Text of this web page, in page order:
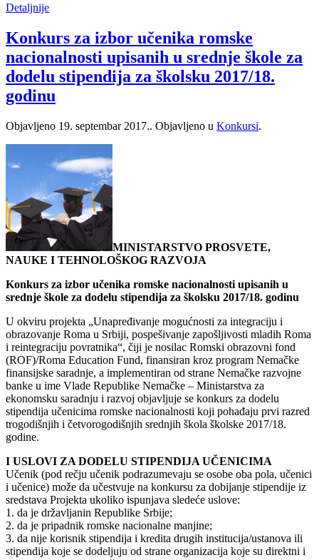
Detaljnije
Konkurs za izbor učenika romske
nacionalnosti upisanih u srednje škole za
dodelu stipendija za školsku 2017/18.
godinu
Objavljeno 19. septembar 2017.. Objavljeno u Konkursi.
MINISTARSTVO PROSVETE,
NAUKE I TEHNOLOŠKOG RAZVOJA
Konkurs za izbor učenika romske nacionalnosti upisanih u
srednje škole za dodelu stipendija za školsku 2017/18. godinu
U okviru projekta „Unapređivanje mogućnosti za integraciju i
obrazovanje Roma u Srbiji, pospešivanje zapošljivosti mladih Roma
i reintegraciju povratnika“, čiji je nosilac Romski obrazovni fond
(ROF)/Roma Education Fund, finansiran kroz program Nemačke
finansijske saradnje, a implementiran od strane Nemačke razvojne
banke u ime Vlade Republike Nemačke – Ministarstva za
ekonomsku saradnju i razvoj objavljuje se konkurs za dodelu
stipendija učenicima romske nacionalnosti koji pohađaju prvi razred
trogodišnjih i četvorogodišnjih srednjih škola školske 2017/18.
godine.
I USLOVI ZA DODELU STIPENDIJA UČENICIMA
Učenik (pod rečju učenik podrazumevaju se osobe oba pola, učenici
i učenice) može da učestvuje na konkursu za dobijanje stipendije iz
sredstava Projekta ukoliko ispunjava sledeće uslove:
1. da je državljanin Republike Srbije;
2. da je pripadnik romske nacionalne manjine;
3. da nije korisnik stipendija i kredita drugih institucija/ustanova ili
stipendija koje se dodeljuju od strane organizacija koje su direktni i